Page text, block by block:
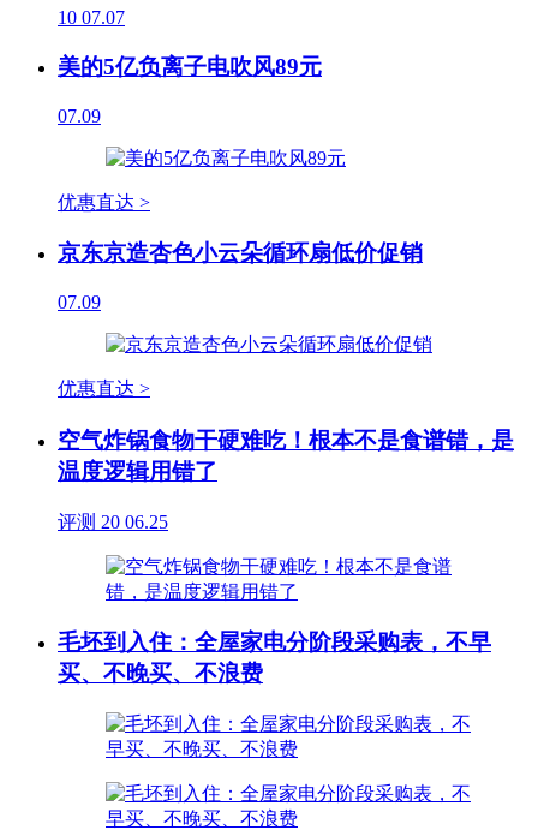
10 07.07
美的5亿负离子电吹风89元
07.09
优惠直达 >
京东京造杏色小云朵循环扇低价促销
07.09
优惠直达 >
空气炸锅食物干硬难吃！根本不是食谱错，是
温度逻辑用错了
评测 20 06.25
毛坯到入住：全屋家电分阶段采购表，不早
买、不晚买、不浪费